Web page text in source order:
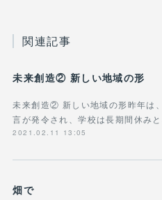
関連記事
未来創造② 新しい地域の形
未来創造② 新しい地域の形昨年は
言が発令され、学校は長期間休み
2021.02.11 13:05
畑で